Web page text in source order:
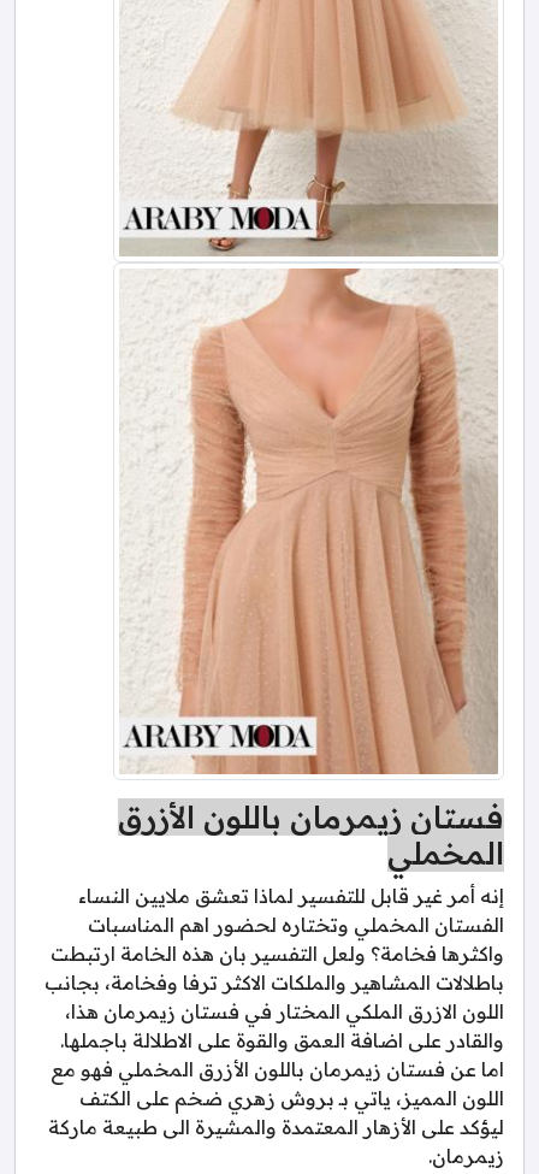
فستان زيمرمان باللون الأزرق
المخملي
إنه أمر غير قابل للتفسير لماذا تعشق ملايين النساء
الفستان المخملي وتختاره لحضور اهم المناسبات
واكثرها فخامة؟ ولعل التفسير بان هذه الخامة ارتبطت
باطلالات المشاهير والملكات الاكثر ترفا وفخامة، بجانب
اللون الازرق الملكي المختار في فستان زيمرمان هذا،
والقادر على اضافة العمق والقوة على الاطلالة باجملها.
اما عن فستان زيمرمان باللون الأزرق المخملي فهو مع
اللون المميز، ياتي بـ بروش زهري ضخم على الكتف
ليؤكد على الأزهار المعتمدة والمشيرة الى طبيعة ماركة
زيمرمان.